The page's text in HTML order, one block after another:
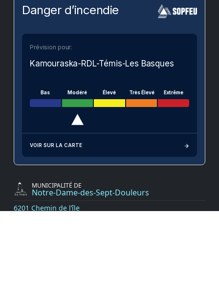
MUNICIPALITÉ DE
Notre-Dame-des-Sept-Douleurs
6201 Chemin de l’île
Danger d’incendie
Prévision pour:
Kamouraska-RDL-Témis-Les Basques
Bas Modéré Élevé Très Élevé Extrême
VOIR SUR LA CARTE